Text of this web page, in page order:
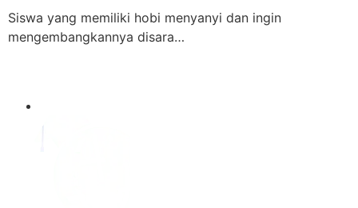
Siswa yang memiliki hobi menyanyi dan ingin
mengembangkannya disara…